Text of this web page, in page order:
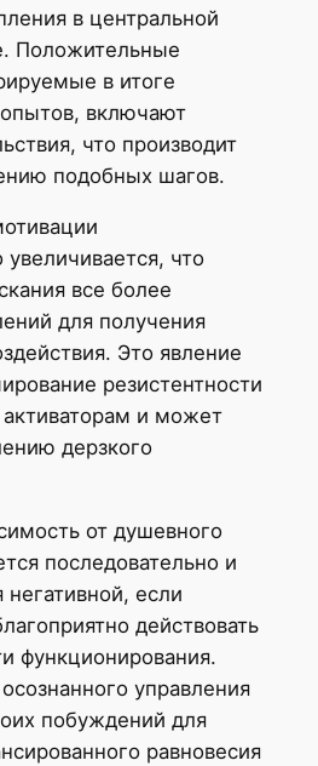
в центральной
Положительные
в итоге
включают
что производит
подобных шагов.
увеличивается, что
все более
для получения
Это явление
резистентности
и может
дерзкого
от душевного
последовательно и
если
действовать
функционирования.
управления
побуждений для
равновесия